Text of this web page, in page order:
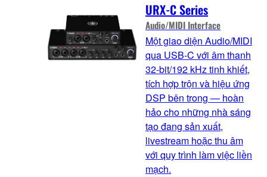
URX-C Series
Audio/MIDI Interface
Một giao diện Audio/MIDI
qua USB-C với âm thanh
32-bit/192 kHz tinh khiết,
tích hợp trộn và hiệu ứng
DSP bên trong — hoàn
hảo cho những nhà sáng
tạo đang sản xuất,
livestream hoặc thu âm
với quy trình làm việc liền
mạch.